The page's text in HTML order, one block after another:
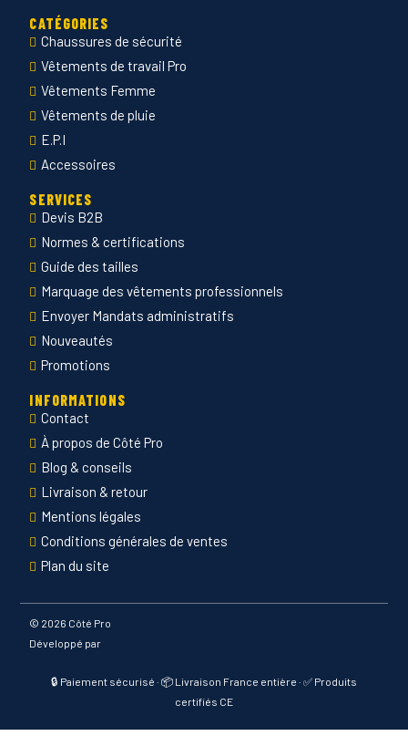
CATÉGORIES
Chaussures de sécurité
Vêtements de travail Pro
Vêtements Femme
Vêtements de pluie
E.P.I
Accessoires
SERVICES
Devis B2B
Normes & certifications
Guide des tailles
Marquage des vêtements professionnels
Envoyer Mandats administratifs
Nouveautés
Promotions
INFORMATIONS
Contact
À propos de Côté Pro
Blog & conseils
Livraison & retour
Mentions légales
Conditions générales de ventes
Plan du site
© 2026 Côté Pro
Développé par
🔒 Paiement sécurisé · 📦 Livraison France entière · ✅ Produits
certifiés CE